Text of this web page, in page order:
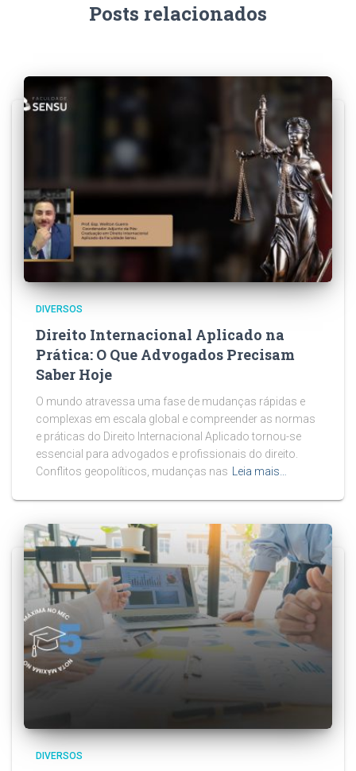
Posts relacionados
DIVERSOS
Direito Internacional Aplicado na
Prática: O Que Advogados Precisam
Saber Hoje
O mundo atravessa uma fase de mudanças rápidas e
complexas em escala global e compreender as normas
e práticas do Direito Internacional Aplicado tornou-se
essencial para advogados e profissionais do direito.
Conflitos geopolíticos, mudanças nas
Leia mais…
DIVERSOS